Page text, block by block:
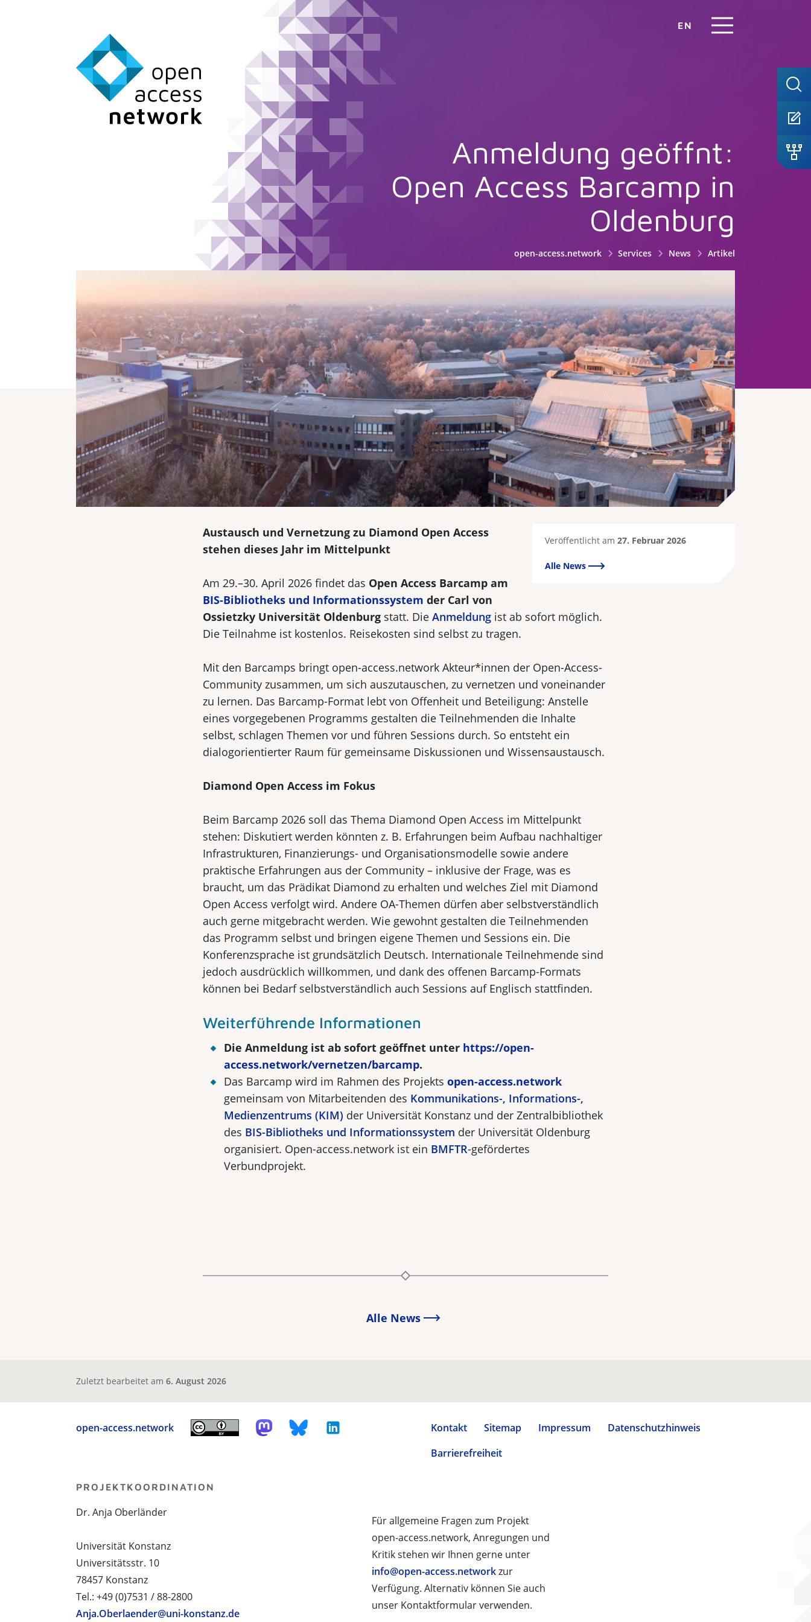
EN
Anmeldung geöffnt:
Open Access Barcamp in
Oldenburg
open-access.network Services News Artikel
Veröffentlicht am 27. Februar 2026
Alle News
Austausch und Vernetzung zu Diamond Open Access
stehen dieses Jahr im Mittelpunkt
Am 29.–30. April 2026 findet das Open Access Barcamp am
BIS-Bibliotheks und Informationssystem der Carl von
Ossietzky Universität Oldenburg statt. Die Anmeldung ist ab sofort möglich.
Die Teilnahme ist kostenlos. Reisekosten sind selbst zu tragen.
Mit den Barcamps bringt open-access.network Akteur*innen der Open-Access-
Community zusammen, um sich auszutauschen, zu vernetzen und voneinander
zu lernen. Das Barcamp-Format lebt von Offenheit und Beteiligung: Anstelle
eines vorgegebenen Programms gestalten die Teilnehmenden die Inhalte
selbst, schlagen Themen vor und führen Sessions durch. So entsteht ein
dialogorientierter Raum für gemeinsame Diskussionen und Wissensaustausch.
Diamond Open Access im Fokus
Beim Barcamp 2026 soll das Thema Diamond Open Access im Mittelpunkt
stehen: Diskutiert werden könnten z. B. Erfahrungen beim Aufbau nachhaltiger
Infrastrukturen, Finanzierungs- und Organisationsmodelle sowie andere
praktische Erfahrungen aus der Community – inklusive der Frage, was es
braucht, um das Prädikat Diamond zu erhalten und welches Ziel mit Diamond
Open Access verfolgt wird. Andere OA-Themen dürfen aber selbstverständlich
auch gerne mitgebracht werden. Wie gewohnt gestalten die Teilnehmenden
das Programm selbst und bringen eigene Themen und Sessions ein. Die
Konferenzsprache ist grundsätzlich Deutsch. Internationale Teilnehmende sind
jedoch ausdrücklich willkommen, und dank des offenen Barcamp-Formats
können bei Bedarf selbstverständlich auch Sessions auf Englisch stattfinden.
Weiterführende Informationen
Die Anmeldung ist ab sofort geöffnet unter https://open-
access.network/vernetzen/barcamp.
Das Barcamp wird im Rahmen des Projekts open-access.network
gemeinsam von Mitarbeitenden des Kommunikations-, Informations-,
Medienzentrums (KIM) der Universität Konstanz und der Zentralbibliothek
des BIS-Bibliotheks und Informationssystem der Universität Oldenburg
organisiert. Open-access.network ist ein BMFTR-gefördertes
Verbundprojekt.
Alle News
Zuletzt bearbeitet am 6. August 2026
open-access.network Kontakt Sitemap Impressum
Datenschutzhinweis
Barrierefreiheit
Für allgemeine Fragen zum Projekt
open-access.network, Anregungen und
Kritik stehen wir Ihnen gerne unter
info@open-access.networkzur
Verfügung. Alternativ können Sie auch
unser Kontaktformular verwenden.
PROJEKTKOORDINATION
Dr. Anja Oberländer
Universität Konstanz
Universitätsstr. 10
78457 Konstanz
Tel.: +49 (0)7531 / 88-2800
Anja.Oberlaender@uni-konstanz.de